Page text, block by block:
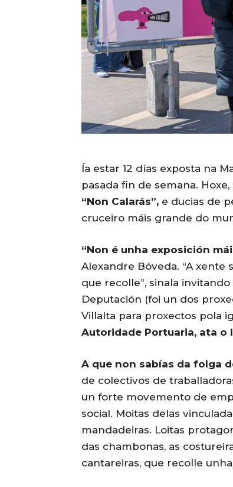
Ía estar 12 días exposta na
pasada fin de semana.
“Non Calarás”, e ducias de
cruceiro máis grande do
“Non é unha exposición
Alexandre Bóveda. “A
que recolle”, sinala
Deputación (foi un dos
Villalta para proxectos pola
Autoridade Portuaria, ata o
A que non sabías da folga
de colectivos de
un forte movemento de
social. Moitas delas
mandadeiras. Loitas
das chambonas, as
cantareiras, que recolle